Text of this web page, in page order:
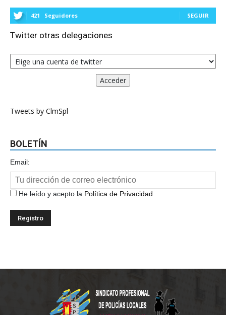
421 Seguidores SEGUIR
Twitter otras delegaciones
Tweets by ClmSpl
BOLETÍN
Email:
He leído y acepto la Política de Privacidad